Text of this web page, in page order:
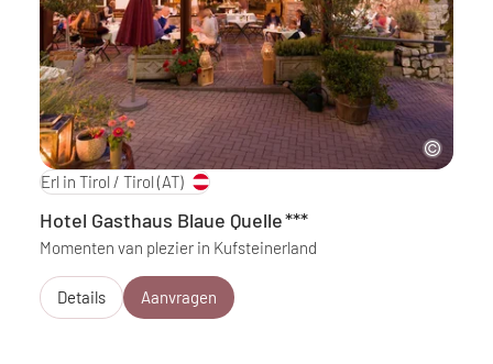
Erl in Tirol / Tirol (AT)
Hotel Gasthaus Blaue Quelle***
Momenten van plezier in Kufsteinerland
Details Aanvragen